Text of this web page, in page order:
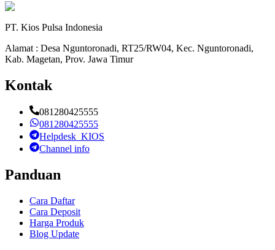
PT. Kios Pulsa Indonesia
Alamat : Desa Nguntoronadi, RT25/RW04, Kec. Nguntoronadi,
Kab. Magetan, Prov. Jawa Timur
Kontak
081280425555
081280425555
Helpdesk_KIOS
Channel info
Panduan
Cara Daftar
Cara Deposit
Harga Produk
Blog Update